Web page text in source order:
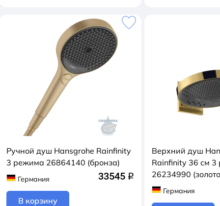
Ручной душ Hansgrohe Rainfinity
3 режимa 26864140 (бронза)
Германия 33545 q
В корзину
Верхний душ
Rainfinity 36 см
26234990
Германия